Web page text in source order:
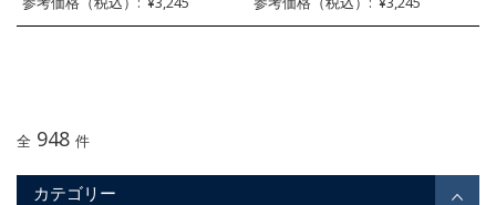
全 948 件
カテゴリー